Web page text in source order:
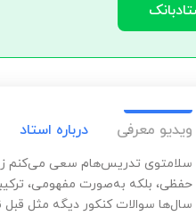
ویدیو معرفی درباره استاد
سلامتوی تدریس‌هام سعی می‌کنم
حفظی، بلکه به‌صورت مفهومی،
سال‌ها سوالات کنکور دیگه مثل